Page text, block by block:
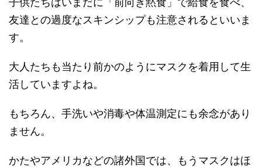
友達との過度なスキンシップも注意されるといいま
す。
大人たちも当たり前かのようにマスクを着用して生
活していますよね。
もちろん、手洗いや消毒や体温測定にも余念があり
ません。
かたやアメリカなどの諸外国では、もうマスクはほ